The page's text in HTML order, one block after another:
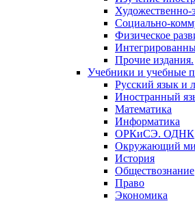
Художественно-
Социально-
Физическое
Прочие издания.
Учебники и учебные
Русский язык и
Иностранный
Математика
Информатика
ОРКиСЭ. ОДНК
Окружающий
История
Обществознание
Право
Экономика